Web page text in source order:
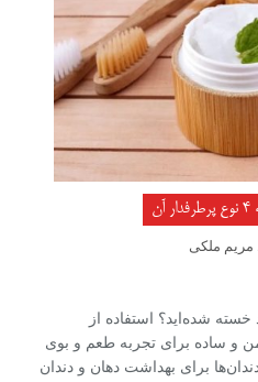
مریم ملکی
خسته شده‌اید؟ استفاده از
و ساده برای تجربه طعم و بوی
برای بهداشت دهان و دندان